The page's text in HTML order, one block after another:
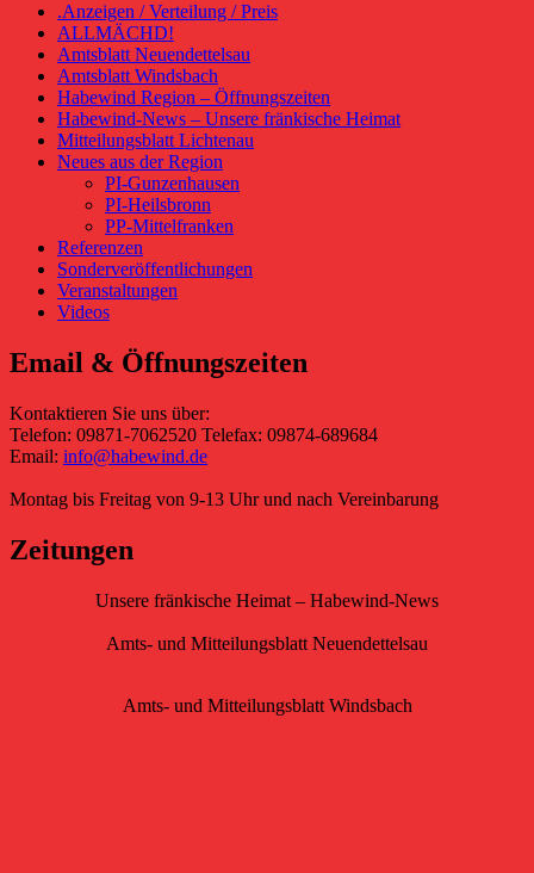
.Anzeigen / Verteilung / Preis
ALLMÄCHD!
Amtsblatt Neuendettelsau
Amtsblatt Windsbach
Habewind Region – Öffnungszeiten
Habewind-News – Unsere fränkische Heimat
Mitteilungsblatt Lichtenau
Neues aus der Region
PI-Gunzenhausen
PI-Heilsbronn
PP-Mittelfranken
Referenzen
Sonderveröffentlichungen
Veranstaltungen
Videos
Email & Öffnungszeiten
Kontaktieren Sie uns über:
Telefon: 09871-7062520 Telefax: 09874-689684
Email: info@habewind.de
Montag bis Freitag von 9-13 Uhr und nach Vereinbarung
Zeitungen
Unsere fränkische Heimat – Habewind-News
Amts- und Mitteilungsblatt Neuendettelsau
Amts- und Mitteilungsblatt Windsbach